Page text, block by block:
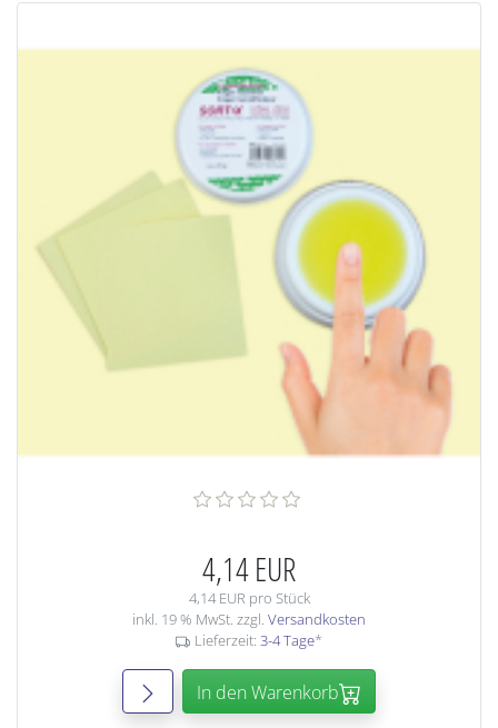
4,14 EUR
4,14 EUR pro Stück
inkl. 19 % MwSt. zzgl. Versandkosten
Lieferzeit: 3-4 Tage*
In den Warenkorb